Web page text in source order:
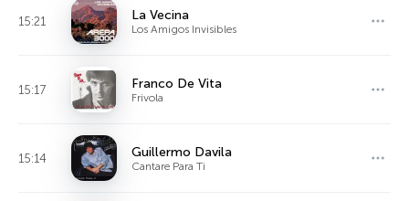
15:21 La Vecina
Los Amigos Invisibles
15:17 Franco De Vita
Frivola
15:14 Guillermo Davila
Cantare Para Ti